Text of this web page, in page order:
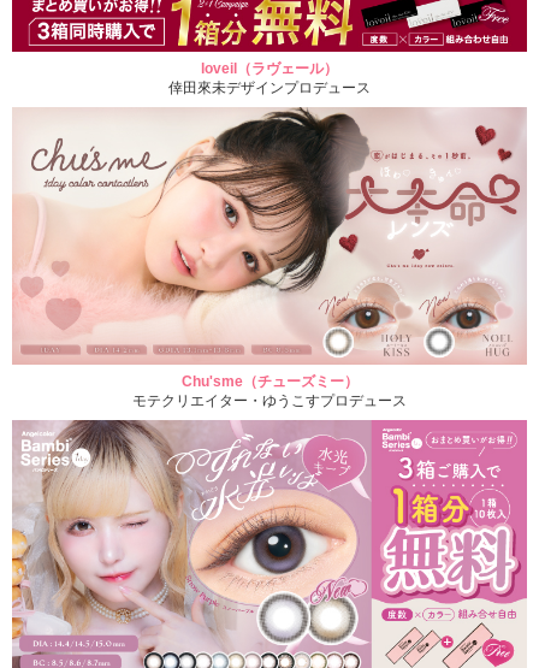
loveil（ラヴェール）
倖田來未デザインプロデュース
Chu'sme（チューズミー）
モテクリエイター・ゆうこすプロデュース